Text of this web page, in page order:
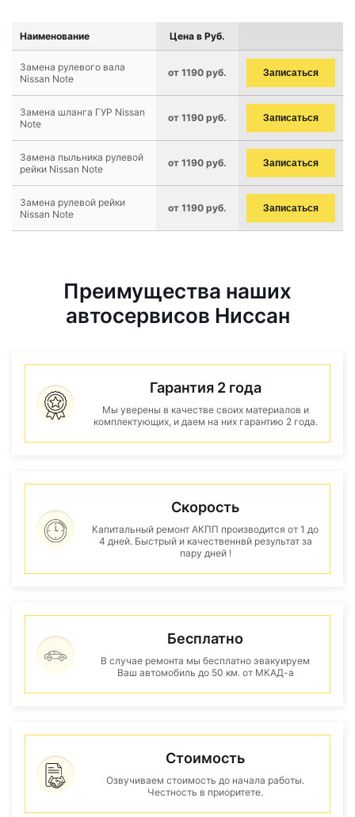
Наименование Цена в Руб.
Замена рулевого вала
Nissan Note
от 1190 руб. Записаться
Замена шланга ГУР Nissan
Note
от 1190 руб. Записаться
Замена пыльника рулевой
рейки Nissan Note
от 1190 руб. Записаться
Замена рулевой рейки
Nissan Note
от 1190 руб. Записаться
Преимущества наших
автосервисов Ниссан
Гарантия 2 года
Мы уверены в качестве своих материалов и
комплектующих, и даем на них гарантию 2 года.
Скорость
Капитальный ремонт АКПП производится от 1 до
4 дней. Быстрый и качественнвй результат за
пару дней !
Бесплатно
В случае ремонта мы бесплатно эвакуируем
Ваш автомобиль до 50 км. от МКАД-а
Стоимость
Озвучиваем стоимость до начала работы.
Честность в приоритете.